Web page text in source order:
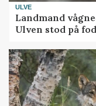
ULVE
Landmand
Ulven stod på